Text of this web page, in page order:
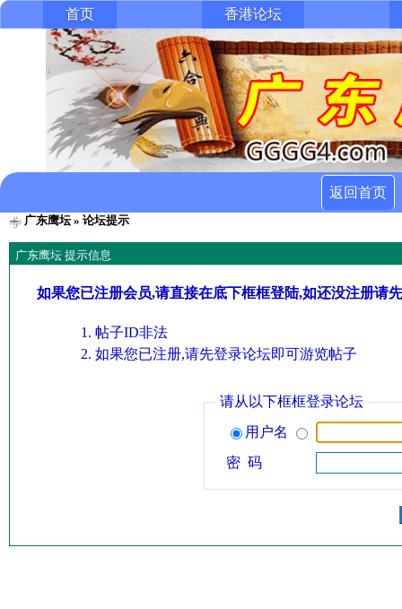
首页 香港论坛
返回首页
广东鹰坛» 论坛提示
广东鹰坛 提示信息
如果您已注册会员,请直接在底下框框登陆,如还没注册请
帖子ID非法
如果您已注册,请先登录论坛即可游览帖子
请从以下框框登录论坛
用户名
密 码